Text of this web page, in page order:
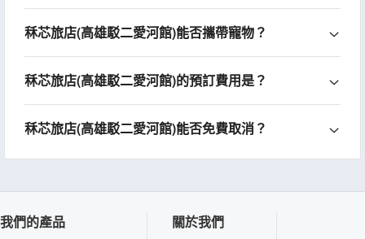
秝芯旅店(高雄駁二愛河館)能否攜帶寵物？
秝芯旅店(高雄駁二愛河館)的預訂費用是？
秝芯旅店(高雄駁二愛河館)能否免費取消？
我們的產品 關於我們